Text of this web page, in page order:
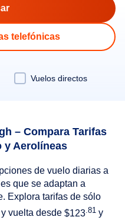
telefónicas
Vuelos directos
– Compara Tarifas
y Aerolíneas
de vuelo diarias a
que se adaptan a
Explora tarifas de sólo
vuelta desde $123 .81 y